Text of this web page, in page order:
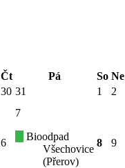
Čt Pá So Ne
30 31 1
2
6
7
Bioodpad
Všechovice
(Přerov)
8 9